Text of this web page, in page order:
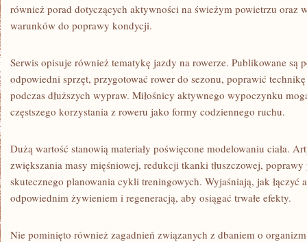
również porad dotyczących aktywności na świeżym powietrzu oraz
warunków do poprawy kondycji.
Serwis opisuje również tematykę jazdy na rowerze. Publikowane są
odpowiedni sprzęt, przygotować rower do sezonu, poprawić
podczas dłuższych wypraw. Miłośnicy aktywnego wypoczynku
częstszego korzystania z roweru jako formy codziennego ruchu.
Dużą wartość stanowią materiały poświęcone modelowaniu ciała.
zwiększania masy mięśniowej, redukcji tkanki tłuszczowej,
skutecznego planowania cykli treningowych. Wyjaśniają, jak łączyć
odpowiednim żywieniem i regeneracją, aby osiągać trwałe efekty.
Nie pominięto również zagadnień związanych z dbaniem o